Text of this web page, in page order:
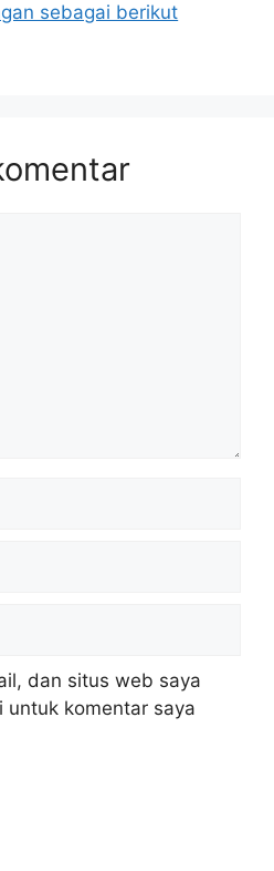
sebagai berikut
dan situs web saya
untuk komentar saya